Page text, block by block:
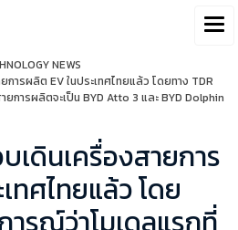
NEWS
ารผลิต EV ในประเทศไทยแล้ว โดยทาง TDR
การผลิตจะเป็น BYD Atto 3 และ BYD Dolphin
เดินเครื่องสายการ
ทศไทยแล้ว โดย